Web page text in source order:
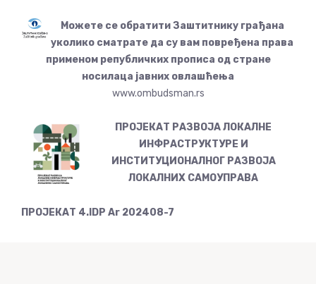
Можете се обратити Заштитнику грађана
уколико сматрате да су вам повређена права
применом републичких прописа од стране
носилаца јавних овлашћења
www.ombudsman.rs
ПРОЈЕКАТ РАЗВОЈА ЛОКАЛНЕ
ИНФРАСТРУКТУРЕ И
ИНСТИТУЦИОНАЛНОГ РАЗВОЈА
ЛОКАЛНИХ САМОУПРАВА
ПРОЈЕКАТ 4.IDP Ar 202408-7